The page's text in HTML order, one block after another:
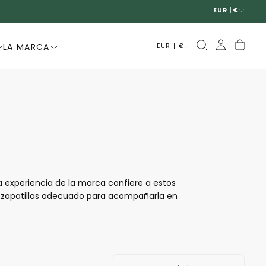
EUR | €
LA MARCA EUR | €
de la marca confiere a estos
adecuado para acompañarla en
ofreciendo modelos perfectos para